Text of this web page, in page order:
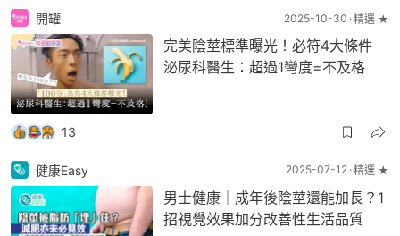
開罐 2025-10-30 精選 ★
完美陰莖標準曝光！必符4大條件
泌尿科醫生：超過1彎度=不及格
13
健康Easy 2025-07-12 精選 ★
男士健康｜成年後陰莖還能加長？1
招視覺效果加分改善性生活品質